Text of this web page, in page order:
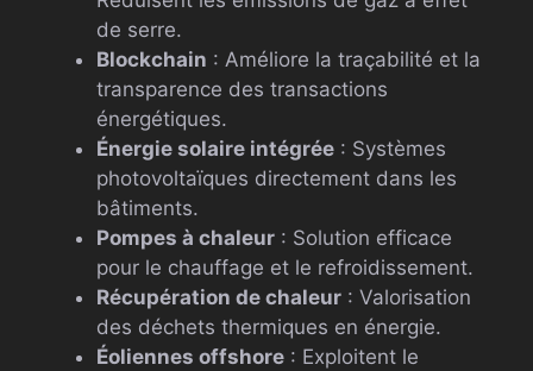
de serre.
Blockchain : Améliore la traçabilité et la
transparence des transactions
énergétiques.
Énergie solaire intégrée : Systèmes
photovoltaïques directement dans les
bâtiments.
Pompes à chaleur : Solution efficace
pour le chauffage et le refroidissement.
Récupération de chaleur : Valorisation
des déchets thermiques en énergie.
Éoliennes offshore : Exploitent le